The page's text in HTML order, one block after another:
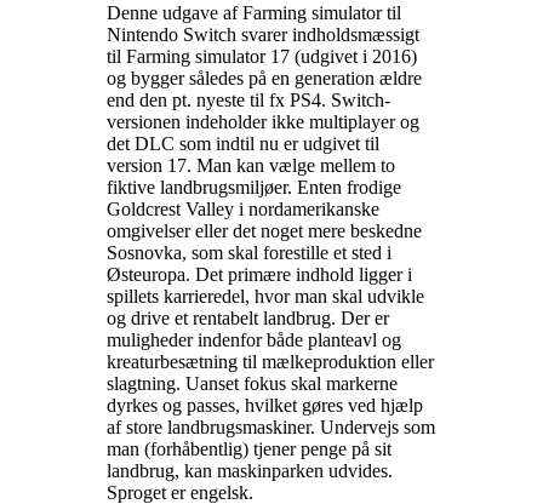
Denne udgave af Farming simulator til
Nintendo Switch svarer indholdsmæssigt
til Farming simulator 17 (udgivet i 2016)
og bygger således på en generation ældre
end den pt. nyeste til fx PS4. Switch-
versionen indeholder ikke multiplayer og
det DLC som indtil nu er udgivet til
version 17. Man kan vælge mellem to
fiktive landbrugsmiljøer. Enten frodige
Goldcrest Valley i nordamerikanske
omgivelser eller det noget mere beskedne
Sosnovka, som skal forestille et sted i
Østeuropa. Det primære indhold ligger i
spillets karrieredel, hvor man skal udvikle
og drive et rentabelt landbrug. Der er
muligheder indenfor både planteavl og
kreaturbesætning til mælkeproduktion eller
slagtning. Uanset fokus skal markerne
dyrkes og passes, hvilket gøres ved hjælp
af store landbrugsmaskiner. Undervejs som
man (forhåbentlig) tjener penge på sit
landbrug, kan maskinparken udvides.
Sproget er engelsk.